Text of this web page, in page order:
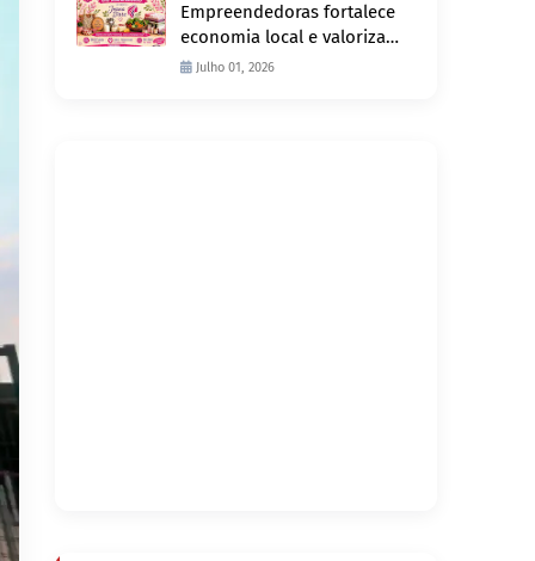
Empreendedoras fortalece
economia local e valoriza
produção feminina no
Julho 01, 2026